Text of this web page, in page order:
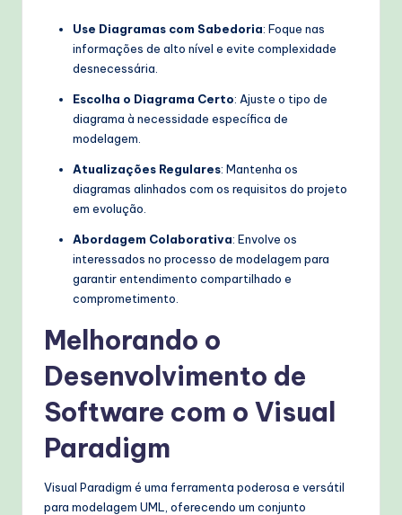
Use Diagramas com Sabedoria: Foque nas
informações de alto nível e evite complexidade
desnecessária.
Escolha o Diagrama Certo: Ajuste o tipo de
diagrama à necessidade específica de
modelagem.
Atualizações Regulares: Mantenha os
diagramas alinhados com os requisitos do projeto
em evolução.
Abordagem Colaborativa: Envolve os
interessados no processo de modelagem para
garantir entendimento compartilhado e
comprometimento.
Melhorando o
Desenvolvimento de
Software com o Visual
Paradigm
Visual Paradigm é uma ferramenta poderosa e versátil
para modelagem UML, oferecendo um conjunto